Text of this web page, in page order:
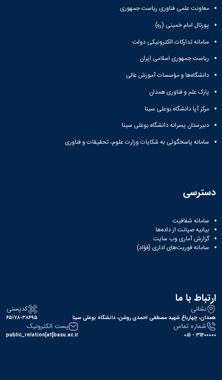
معاونت علمی فناوری ریاست جمهوری
پورتال امام خمینی (ره)
سامانه تدارکات الکترونیکی دولت
ریاست جمهوری اسلامی ایران
دانشگاه‌ها و مؤسسات آموزش عالی
پارک علم و فناوری همدان
مرکز آپا دانشگاه بوعلی سینا
دبیرستان پسرانه دانشگاه بوعلی سینا
سامانه پاسخگوئی به شکایات وزارت علوم، تحقیقات و فناوری
دسترسی
سامانه شفافیت
بیانیه صیانت از داده‌ها
گزارش آماری وب‌ سایت
سامانه فوریت‌های اداری (فؤاد)
ارتباط با ما
نشانی
همدان، چهارباغ شهید مصطفی احمدی روشن، دانشگاه بوعلی سینا
کدپستی
۶۵۱۷۸-۳۸۶۹۵
شماره تماس
31400000 - 081
پست الکترونیک
public_relation[at]basu.ac.ir